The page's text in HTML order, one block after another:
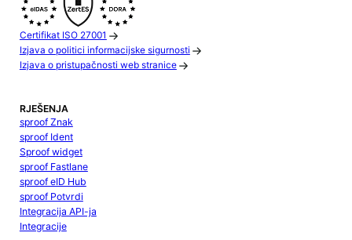
Certifikat ISO 27001
Izjava o politici informacijske sigurnosti
Izjava o pristupačnosti web stranice
RJEŠENJA
sproof Znak
sproof Ident
Sproof widget
sproof Fastlane
sproof eID Hub
sproof Potvrdi
Integracija API-ja
Integracije